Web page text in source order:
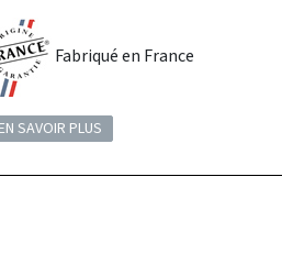
Fabriqué en France
EN SAVOIR PLUS